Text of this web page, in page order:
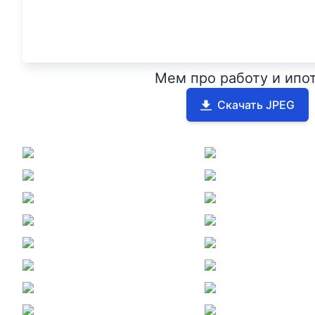
Мем про работу и
Скачать JPEG